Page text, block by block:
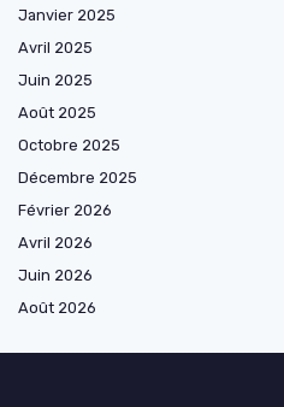
Janvier 2025
Avril 2025
Juin 2025
Août 2025
Octobre 2025
Décembre 2025
Février 2026
Avril 2026
Juin 2026
Août 2026